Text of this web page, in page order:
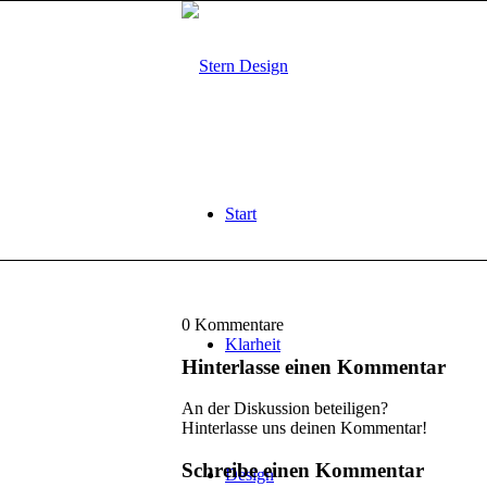
Start
Klarheit
Design
0 Kommentare
Hinterlasse einen Kommentar
An der Diskussion beteiligen?
Hinterlasse uns deinen Kommentar!
Schreibe einen Kommentar